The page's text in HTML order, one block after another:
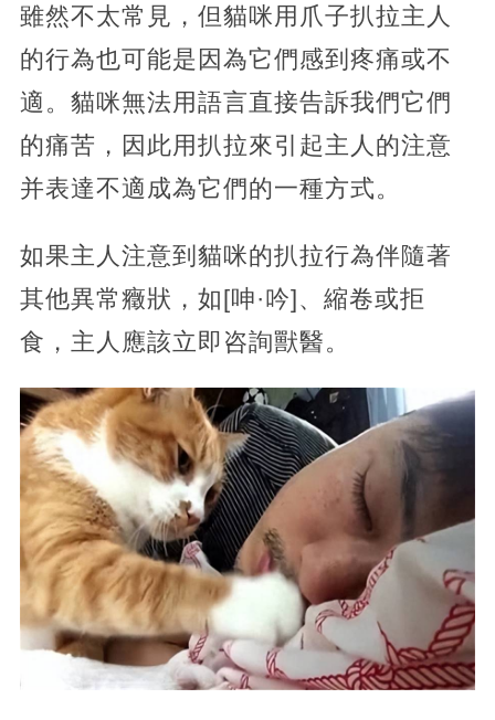
雖然不太常見，但貓咪用爪子扒拉主人
的行為也可能是因為它們感到疼痛或不
適。貓咪無法用語言直接告訴我們它們
的痛苦，因此用扒拉來引起主人的注意
并表達不適成為它們的一種方式。
如果主人注意到貓咪的扒拉行為伴隨著
其他異常癥狀，如[呻·吟]、縮卷或拒
食，主人應該立即咨詢獸醫。